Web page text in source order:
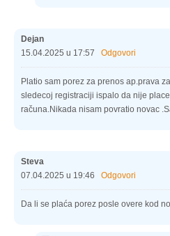
Dejan
15.04.2025 u 17:57 Odgovori
Platio sam porez za prenos ap.prava
sledecoj registraciji ispalo da nije
računa.Nikada nisam povratio novac
Steva
07.04.2025 u 19:46 Odgovori
Da li se plaća porez posle overe kod